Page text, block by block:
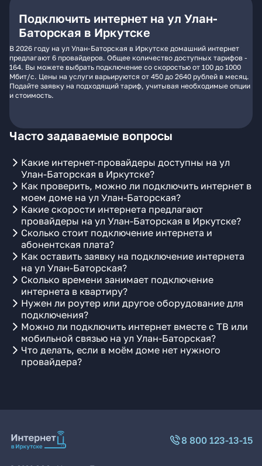
Подключить интернет на ул Улан-
Баторская в Иркутске
В 2026 году на ул Улан-Баторская в Иркутске домашний интернет
предлагают 6 провайдеров. Общее количество доступных тарифов -
164. Вы можете выбрать подключение со скоростью от 100 до 1000
Мбит/с. Цены на услуги варьируются от 450 до 2640 рублей в месяц.
Подайте заявку на подходящий тариф, учитывая необходимые опции
и стоимость.
Часто задаваемые вопросы
Какие интернет-провайдеры доступны на ул
Улан-Баторская в Иркутске?
Как проверить, можно ли подключить интернет в
моем доме на ул Улан-Баторская?
Какие скорости интернета предлагают
провайдеры на ул Улан-Баторская в Иркутске?
Сколько стоит подключение интернета и
абонентская плата?
Как оставить заявку на подключение интернета
на ул Улан-Баторская?
Сколько времени занимает подключение
интернета в квартиру?
Нужен ли роутер или другое оборудование для
подключения?
Можно ли подключить интернет вместе с ТВ или
мобильной связью на ул Улан-Баторская?
Что делать, если в моём доме нет нужного
провайдера?
8 800 123-13-15